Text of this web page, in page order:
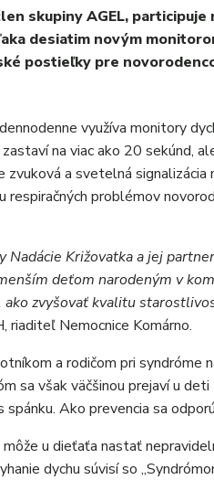
skupiny AGEL,
desiatim novým
postieľky pre
využíva monitory
na viac ako 20 sekúnd,
zvuková a svetelná
respiračných problémov
Nadácie Križovatka a jej
deťom narodeným v
ako zvyšovať kvalitu
riaditeľ Nemocnice Komárno.
a rodičom pri syndróme
sa však väčšinou prejaví u
Ako prevencia sa
u dieťaťa nastať
dychu súvisí so